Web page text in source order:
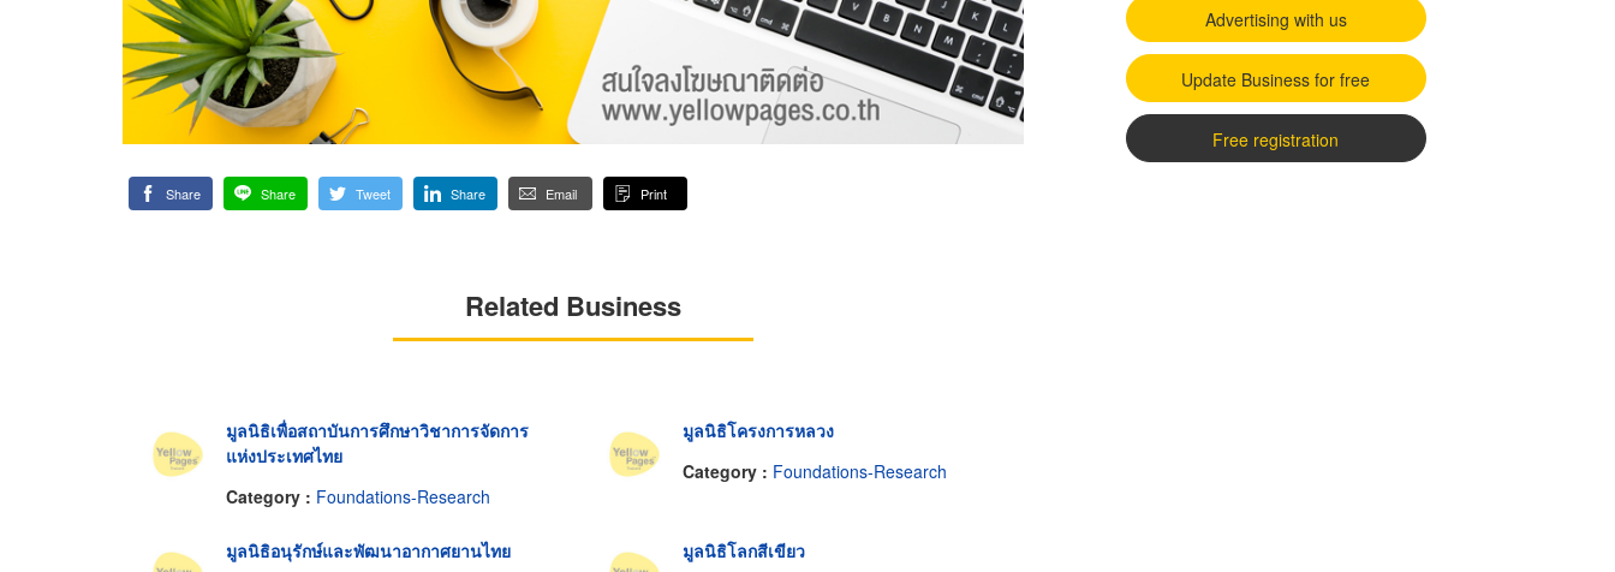
Share Share Tweet Share Email Print
Related Business
มูลนิธิเพื่อสถาบันการศึกษาวิชาการจัดการ
แห่งประเทศไทย
Category : Foundations-Research
มูลนิธิโครงการหลวง
Category : Foundations-Research
มูลนิธิอนุรักษ์และพัฒนาอากาศยานไทย
มูลนิธิโลกสีเขียว
Advertising with us
Update Business for free
Free registration